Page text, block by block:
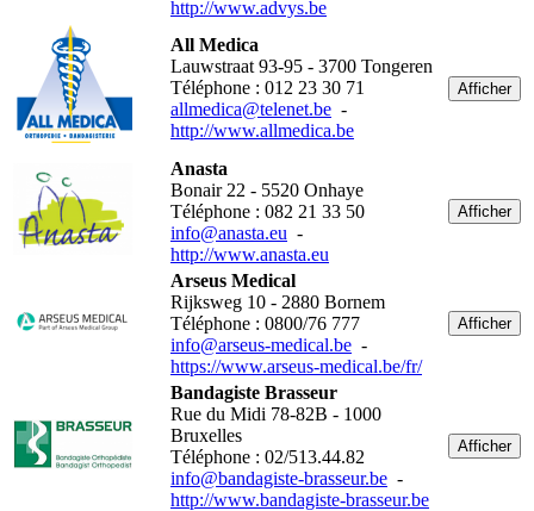
http://www.advys.be
All Medica
Lauwstraat 93-95 - 3700 Tongeren
Téléphone : 012 23 30 71
allmedica@telenet.be -
http://www.allmedica.be
Afficher
Anasta
Bonair 22 - 5520 Onhaye
Téléphone : 082 21 33 50
info@anasta.eu -
http://www.anasta.eu
Afficher
Arseus Medical
Rijksweg 10 - 2880 Bornem
Téléphone : 0800/76 777
info@arseus-medical.be -
https://www.arseus-medical.be/fr/
Afficher
Bandagiste Brasseur
Rue du Midi 78-82B - 1000
Bruxelles
Téléphone : 02/513.44.82
info@bandagiste-brasseur.be -
http://www.bandagiste-brasseur.be
Afficher